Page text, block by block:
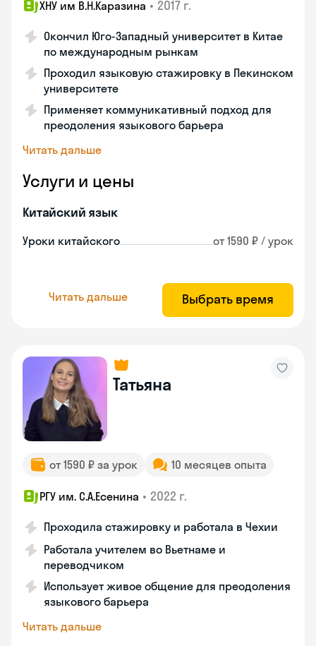
ХНУ им В.Н.Каразина • 2017 г.
Окончил Юго-Западный университет в Китае
по международным рынкам
Проходил языковую стажировку в Пекинском
университете
Применяет коммуникативный подход для
преодоления языкового барьера
Читать дальше
Услуги и цены
Китайский язык
Уроки китайского от 1590 ₽ / урок
Читать дальше Выбрать время
Татьяна
от 1590 ₽ за урок 10 месяцев опыта
РГУ им. С.А.Есенина • 2022 г.
Проходила стажировку и работала в Чехии
Работала учителем во Вьетнаме и
переводчиком
Использует живое общение для преодоления
языкового барьера
Читать дальше